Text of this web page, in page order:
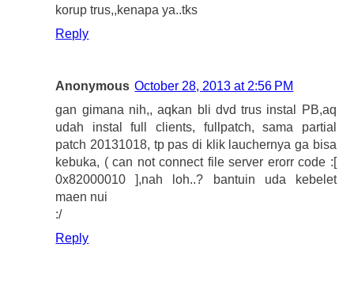
korup trus,,kenapa ya..tks
Reply
Anonymous October 28, 2013 at 2:56 PM
gan gimana nih,, aqkan bli dvd trus instal PB,aq
udah instal full clients, fullpatch, sama partial
patch 20131018, tp pas di klik lauchernya ga bisa
kebuka, ( can not connect file server erorr code :[
0x82000010 ],nah loh..? bantuin uda kebelet
maen nui
:/
Reply